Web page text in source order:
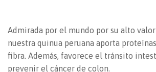
Admirada por el mundo por su alto
nuestra quinua peruana aporta
fibra. Además, favorece el tránsito
prevenir el cáncer de colon.